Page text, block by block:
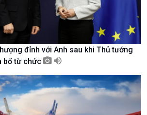
Khoa học & Công nghệ
Tin Khoa học & Công nghệ
Kết nối công nghệ
Sống chung với biến đổi
khí hậu
đỉnh với Anh sau khi Thủ tướng
bố từ chức